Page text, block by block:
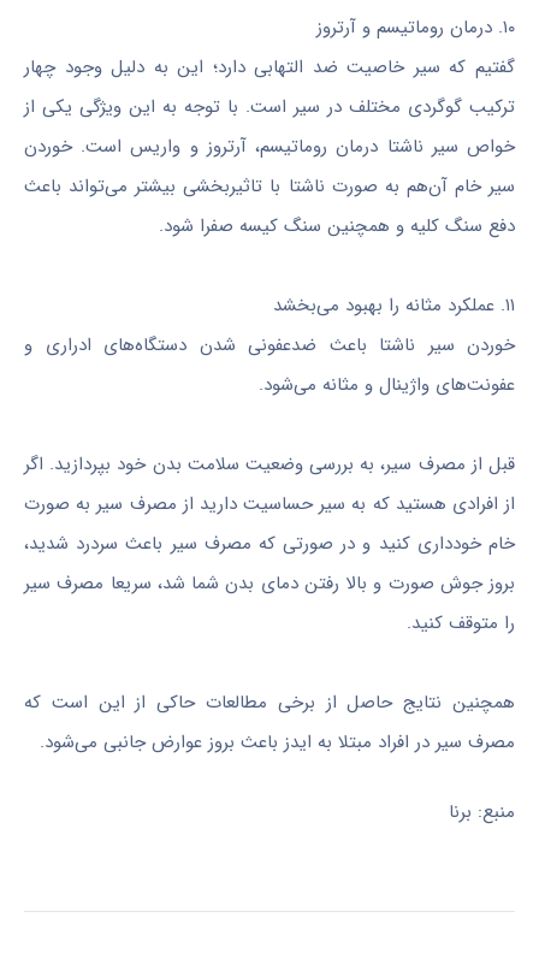
۱۰. درمان روماتیسم و آرتروز
گفتیم که سیر خاصیت ضد التهابی دارد؛ این به دلیل وجود چهار
ترکیب گوگردی مختلف در سیر است. با توجه به این ویژگی یکی از
خواص سیر ناشتا درمان روماتیسم، آرتروز و واریس است. خوردن
سیر خام آن‌هم به صورت ناشتا با تاثیربخشی بیشتر می‌تواند باعث
دفع سنگ کلیه و همچنین سنگ کیسه صفرا شود.
۱۱. عملکرد مثانه را بهبود می‌بخشد
خوردن سیر ناشتا باعث ضدعفونی شدن دستگاه‌های ادراری و
عفونت‌های واژینال و مثانه می‌شود.
قبل از مصرف سیر، به بررسی وضعیت سلامت بدن خود بپردازید. اگر
از افرادی هستید که به سیر حساسیت دارید از مصرف سیر به صورت
خام خودداری کنید و در صورتی که مصرف سیر باعث سردرد شدید،
بروز جوش صورت و بالا رفتن دمای بدن شما شد، سریعا مصرف سیر
را متوقف کنید.
همچنین نتایج حاصل از برخی مطالعات حاکی از این است که
مصرف سیر در افراد مبتلا به ایدز باعث بروز عوارض جانبی می‌شود.
منبع: برنا